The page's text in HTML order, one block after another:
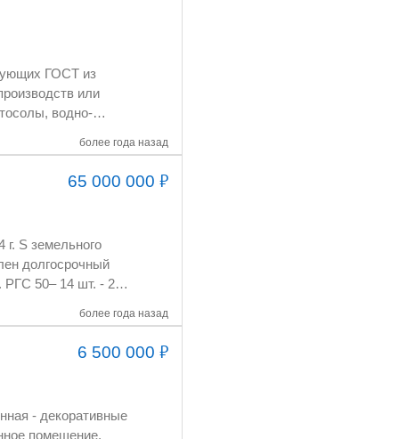
более года назад
жидкости;
Смазочно-
65 000 000₽
более года назад
6 500 000₽